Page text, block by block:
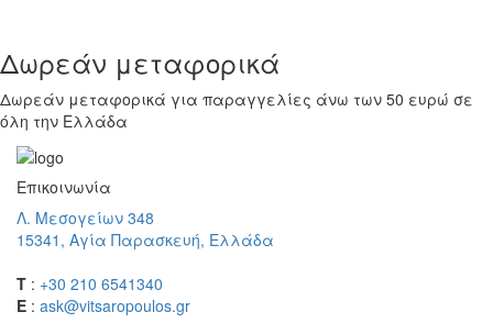
Δωρεάν μεταφορικά
Δωρεάν μεταφορικά για παραγγελίες άνω των 50 ευρώ σε
όλη την Ελλάδα
Επικοινωνία
Λ. Μεσογείων 348
15341, Αγία Παρασκευή, Ελλάδα
T : +30 210 6541340
E : ask@vitsaropoulos.gr